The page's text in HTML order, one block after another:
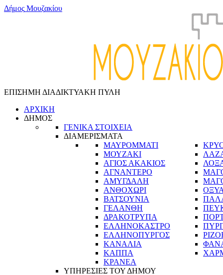
Δήμος Μουζακίου
ΕΠΙΣΗΜΗ ΔΙΑΔΙΚΤΥΑΚΗ ΠΥΛΗ
ΑΡΧΙΚΗ
ΔΗΜΟΣ
ΓΕΝΙΚΑ ΣΤΟΙΧΕΙΑ
ΔΙΑΜΕΡΙΣΜΑΤΑ
ΜΑΥΡΟΜΜΑΤΙ
ΜΟΥΖΑΚΙ
ΑΓΙΟΣ ΑΚΑΚΙΟΣ
ΑΓΝΑΝΤΕΡΟ
ΑΜΥΓΔΑΛΗ
ΑΝΘΟΧΩΡΙ
ΒΑΤΣΟΥΝΙΑ
ΓΕΛΑΝΘΗ
ΔΡΑΚΟΤΡΥΠΑ
ΕΛΛΗΝΟΚΑΣΤΡΟ
ΕΛΛΗΝΟΠΥΡΓΟΣ
ΚΑΝΑΛΙΑ
ΚΑΠΠΑ
ΚΡΑΝΕΑ
ΥΠΗΡΕΣΙΕΣ ΤΟΥ ΔΗΜΟΥ